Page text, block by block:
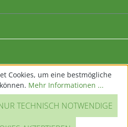
Cookies, um eine bestmögliche
Mehr Informationen ...
TECHNISCH NOTWENDIGE